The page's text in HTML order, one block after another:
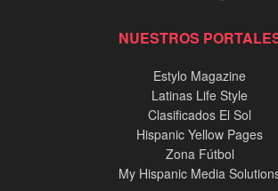
NUESTROS
Estylo Magazine
Latinas Life Style
Clasificados El Sol
Hispanic Yellow Pages
Zona Fútbol
My Hispanic Media